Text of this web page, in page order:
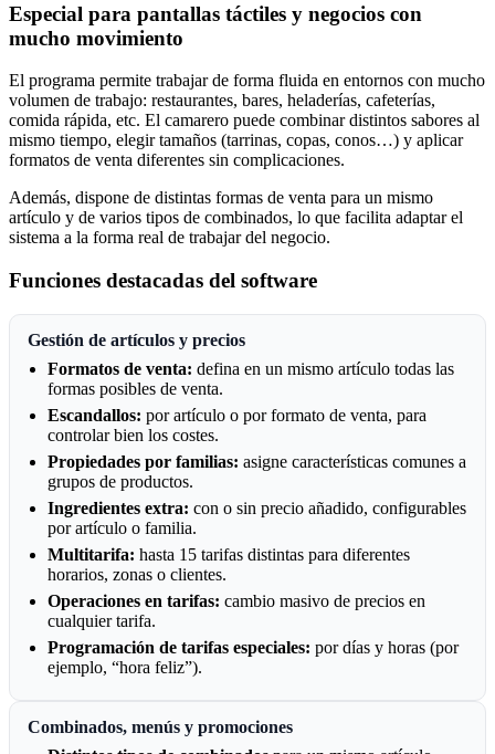
Especial para pantallas táctiles y negocios con
mucho movimiento
El programa permite trabajar de forma fluida en entornos con mucho
volumen de trabajo: restaurantes, bares, heladerías, cafeterías,
comida rápida, etc. El camarero puede combinar distintos sabores al
mismo tiempo, elegir tamaños (tarrinas, copas, conos…) y aplicar
formatos de venta diferentes sin complicaciones.
Además, dispone de distintas formas de venta para un mismo
artículo y de varios tipos de combinados, lo que facilita adaptar el
sistema a la forma real de trabajar del negocio.
Funciones destacadas del software
Gestión de artículos y precios
Formatos de venta: defina en un mismo artículo todas las
formas posibles de venta.
Escandallos: por artículo o por formato de venta, para
controlar bien los costes.
Propiedades por familias: asigne características comunes a
grupos de productos.
Ingredientes extra: con o sin precio añadido, configurables
por artículo o familia.
Multitarifa: hasta 15 tarifas distintas para diferentes
horarios, zonas o clientes.
Operaciones en tarifas: cambio masivo de precios en
cualquier tarifa.
Programación de tarifas especiales: por días y horas (por
ejemplo, “hora feliz”).
Combinados, menús y promociones